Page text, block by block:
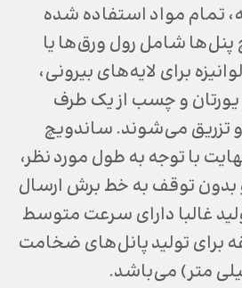
تمام مواد استفاده شده
پنل‌ها شامل رول ورق‌ها یا
برای لایه‌های بیرونی،
یورتان و چسب از یک طرف
تزریق می‌شوند. ساندویچ
با توجه به طول مورد نظر،
توقف به خط برش ارسال
غالبا دارای سرعت متوسط
دقیقه برای تولید پانل‌های ضخامت